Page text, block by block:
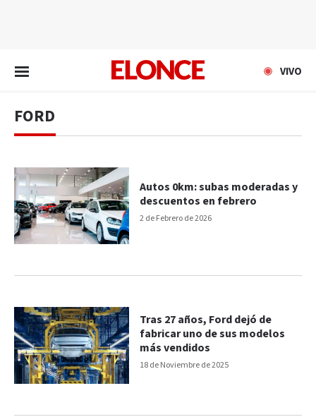
VIVO
FORD
2 de Febrero de 2026
Autos 0km: subas moderadas y
descuentos en febrero
18 de Noviembre de 2025
Tras 27 años, Ford dejó de
fabricar uno de sus modelos
más vendidos